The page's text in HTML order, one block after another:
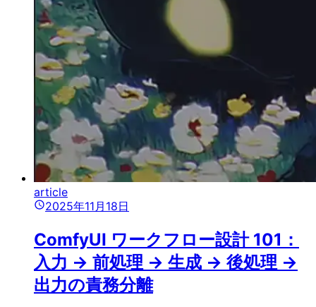
article
2025年11月18日
ComfyUI ワークフロー設計 101：
入力 → 前処理 → 生成 → 後処理 →
出力の責務分離